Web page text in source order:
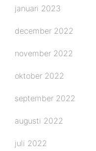
januari 2023
december 2022
november 2022
oktober 2022
september 2022
augusti 2022
juli 2022